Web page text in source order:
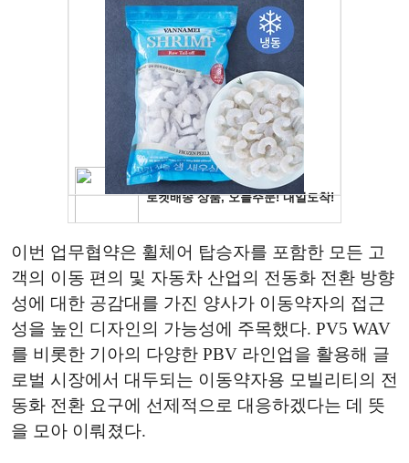
이번 업무협약은 휠체어 탑승자를 포함한 모든 고
객의 이동 편의 및 자동차 산업의 전동화 전환 방향
성에 대한 공감대를 가진 양사가 이동약자의 접근
성을 높인 디자인의 가능성에 주목했다. PV5 WAV
를 비롯한 기아의 다양한 PBV 라인업을 활용해 글
로벌 시장에서 대두되는 이동약자용 모빌리티의 전
동화 전환 요구에 선제적으로 대응하겠다는 데 뜻
을 모아 이뤄졌다.